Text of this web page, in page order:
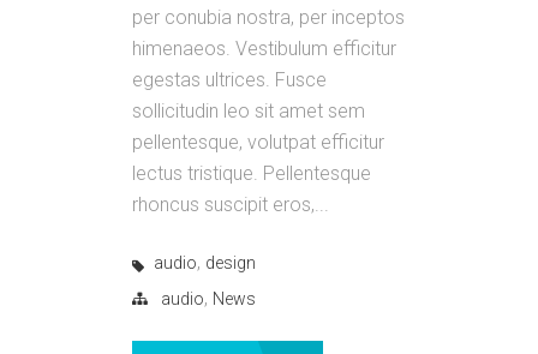
per conubia nostra, per inceptos
himenaeos. Vestibulum efficitur
egestas ultrices. Fusce
sollicitudin leo sit amet sem
pellentesque, volutpat efficitur
lectus tristique. Pellentesque
rhoncus suscipit eros,...
audio, design
audio, News